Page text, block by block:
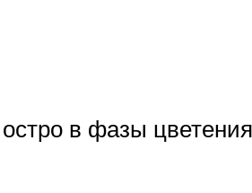
в фазы